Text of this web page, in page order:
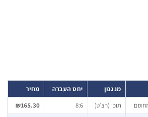
מנגנון יחס העברה
מחיר
תוכי (רצ׳ט) 8:6
₪165.30